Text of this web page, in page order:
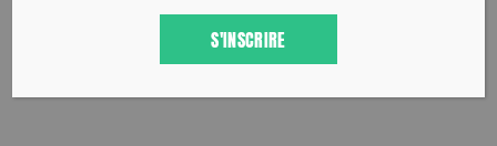
S'INSCRIRE